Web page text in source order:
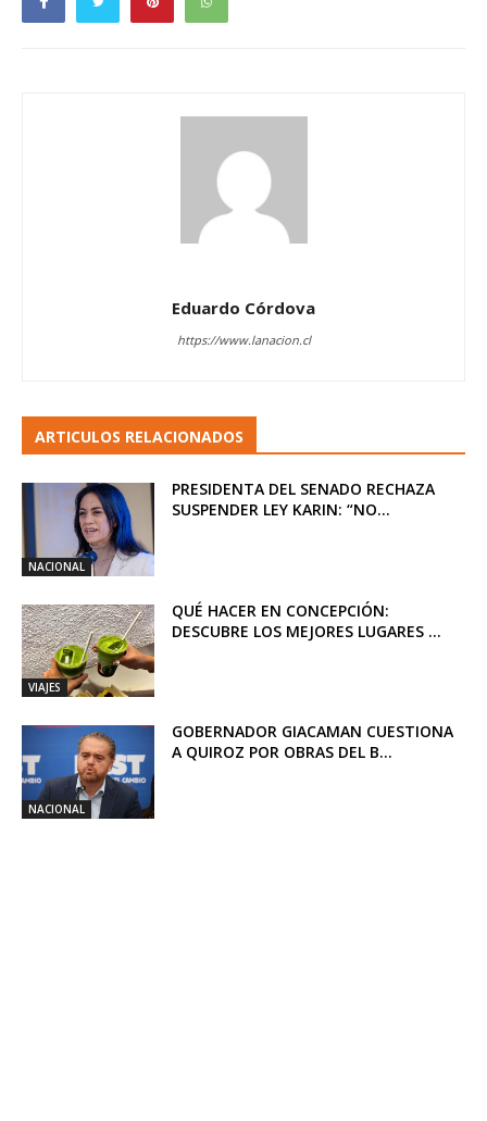
Eduardo Córdova
https://www.lanacion.cl
ARTICULOS RELACIONADOS
NACIONAL
PRESIDENTA DEL SENADO RECHAZA
SUSPENDER LEY KARIN: “NO...
VIAJES
QUÉ HACER EN CONCEPCIÓN:
DESCUBRE LOS MEJORES LUGARES ...
NACIONAL
GOBERNADOR GIACAMAN CUESTIONA
A QUIROZ POR OBRAS DEL B...